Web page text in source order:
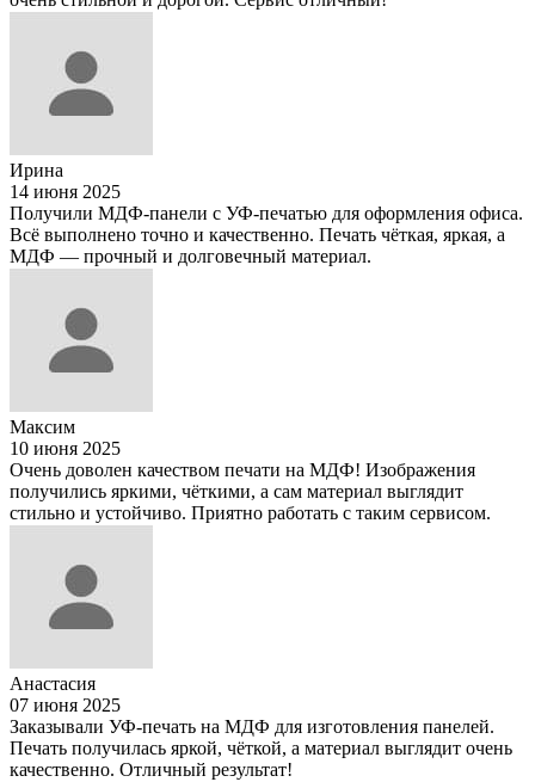
Ирина
14 июня 2025
Получили МДФ-панели с УФ-печатью для оформления офиса.
Всё выполнено точно и качественно. Печать чёткая, яркая, а
МДФ — прочный и долговечный материал.
Максим
10 июня 2025
Очень доволен качеством печати на МДФ! Изображения
получились яркими, чёткими, а сам материал выглядит
стильно и устойчиво. Приятно работать с таким сервисом.
Анастасия
07 июня 2025
Заказывали УФ-печать на МДФ для изготовления панелей.
Печать получилась яркой, чёткой, а материал выглядит очень
качественно. Отличный результат!